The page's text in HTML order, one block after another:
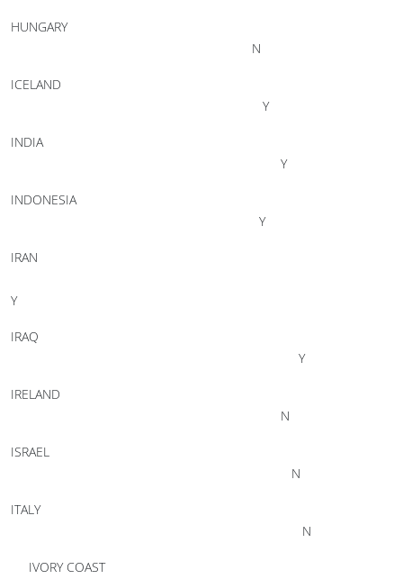
HUNGARY
N
ICELAND
Y
INDIA
Y
INDONESIA
Y
IRAN
Y
IRAQ
Y
IRELAND
N
ISRAEL
N
ITALY
N
IVORY COAST